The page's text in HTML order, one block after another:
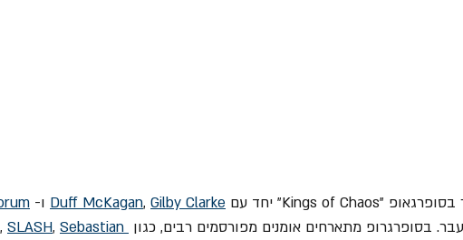
Duff McKagan, Gilby Clarke ו-
בסופרגרופ מתארחים אומנים מפורסמים רבים, כגון
, SLASH, Sebastian